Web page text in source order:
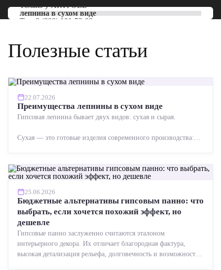
Только уARTPOLE
лепнина в сухом виде
Тел: 8 (800) 101-53-00
Полезные статьи
22.07.2026
Преимущества лепнины в сухом виде
Гипсовая лепнина бывает двух видов: сухая и сырая.
Сухая — это готовые изделия современного производства:
25.06.2026
Бюджетные альтернативы гипсовым панно: что
выбрать, если хочется похожий эффект, но
дешевле
Гипсовые панно заслуженно считаются эталоном
интерьерного декора. Их отличает благородная фактура,
высокая детализация рельефа, долговечность и возможность